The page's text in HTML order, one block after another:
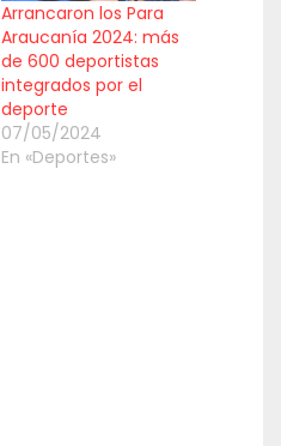
Arrancaron los Para
Araucanía 2024: más
de 600 deportistas
integrados por el
deporte
07/05/2024
En «Deportes»